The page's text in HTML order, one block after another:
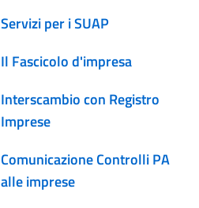
Servizi per i SUAP
Il Fascicolo d'impresa
Interscambio con Registro
Imprese
Comunicazione Controlli PA
alle imprese